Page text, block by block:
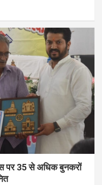
पर 35 से अधिक बुनकरों